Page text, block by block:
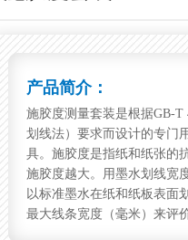
产品简介：
施胶度测量套装是根据GB-T
划线法）要求而设计的专门
具。施胶度是指纸和纸张的
施胶度越大。用墨水划线宽
以标准墨水在纸和纸板表面
最大线条宽度（毫米）来评